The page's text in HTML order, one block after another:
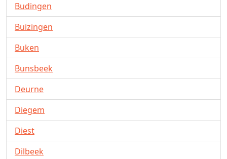
Budingen
Buizingen
Buken
Bunsbeek
Deurne
Diegem
Diest
Dilbeek